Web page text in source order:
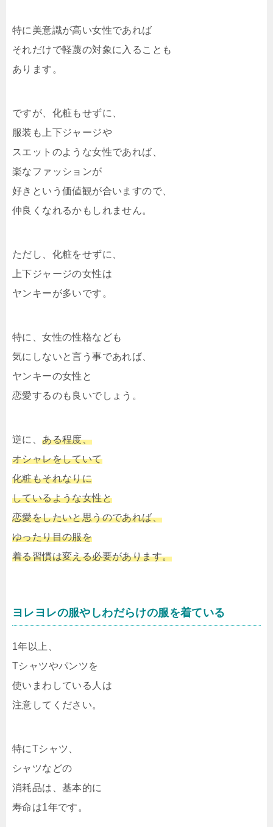
特に美意識が高い女性であれば
それだけで軽蔑の対象に入ることも
あります。
ですが、化粧もせずに、
服装も上下ジャージや
スエットのような女性であれば、
楽なファッションが
好きという価値観が合いますので、
仲良くなれるかもしれません。
ただし、化粧をせずに、
上下ジャージの女性は
ヤンキーが多いです。
特に、女性の性格なども
気にしないと言う事であれば、
ヤンキーの女性と
恋愛するのも良いでしょう。
逆に、ある程度、
オシャレをしていて
化粧もそれなりに
しているような女性と
恋愛をしたいと思うのであれば、
ゆったり目の服を
着る習慣は変える必要があります。
ヨレヨレの服やしわだらけの服を着ている
1年以上、
Tシャツやパンツを
使いまわしている人は
注意してください。
特にTシャツ、
シャツなどの
消耗品は、基本的に
寿命は1年です。